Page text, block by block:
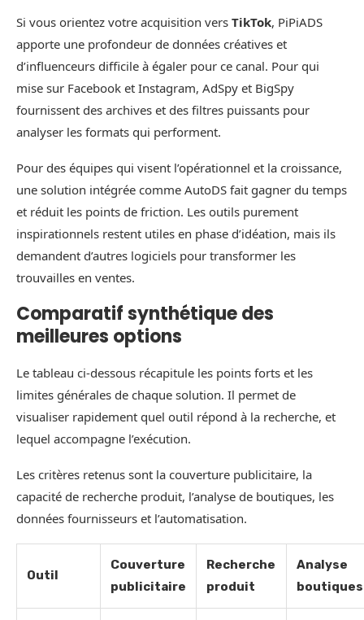
Si vous orientez votre acquisition vers TikTok, PiPiADS
apporte une profondeur de données créatives et
d’influenceurs difficile à égaler pour ce canal. Pour qui
mise sur Facebook et Instagram, AdSpy et BigSpy
fournissent des archives et des filtres puissants pour
analyser les formats qui performent.
Pour des équipes qui visent l’opérationnel et la croissance,
une solution intégrée comme AutoDS fait gagner du temps
et réduit les points de friction. Les outils purement
inspirationnels restent utiles en phase d’idéation, mais ils
demandent d’autres logiciels pour transformer les
trouvailles en ventes.
Comparatif synthétique des
meilleures options
Le tableau ci-dessous récapitule les points forts et les
limites générales de chaque solution. Il permet de
visualiser rapidement quel outil répond à la recherche, et
lequel accompagne l’exécution.
Les critères retenus sont la couverture publicitaire, la
capacité de recherche produit, l’analyse de boutiques, les
données fournisseurs et l’automatisation.
Outil
Couverture
publicitaire
Recherche
produit
Analyse
boutiques